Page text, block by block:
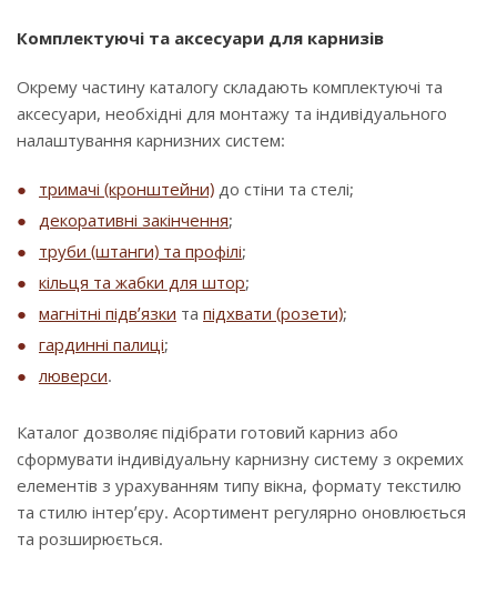
Комплектуючі та аксесуари для карнизів
Окрему частину каталогу складають комплектуючі та
аксесуари, необхідні для монтажу та індивідуального
налаштування карнизних систем:
тримачі (кронштейни) до стіни та стелі;
декоративні закінчення;
труби (штанги) та профілі;
кільця та жабки для штор;
магнітні підв’язки та підхвати (розети);
гардинні палиці;
люверси.
Каталог дозволяє підібрати готовий карниз або
сформувати індивідуальну карнизну систему з окремих
елементів з урахуванням типу вікна, формату текстилю
та стилю інтер’єру. Асортимент регулярно оновлюється
та розширюється.